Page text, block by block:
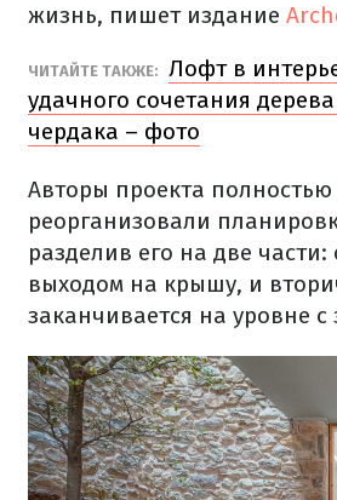
жизнь, пишет издание
ЧИТАЙТЕ ТАКЖЕ: Лофт в
удачного сочетания
чердака – фото
Авторы проекта полностью
реорганизовали
разделив его на две
выходом на крышу, и
заканчивается на уровне с